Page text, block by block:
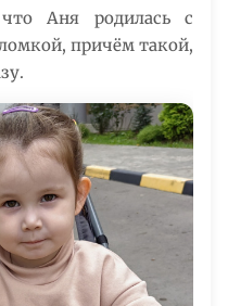
Аня родилась с
причём такой,